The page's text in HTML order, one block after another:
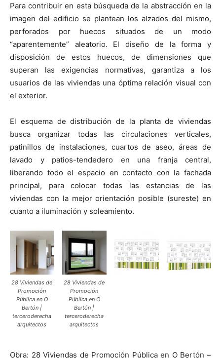
Para contribuir en esta búsqueda de la abstracción en la
imagen del edificio se plantean los alzados del mismo,
perforados por huecos situados de un modo
“aparentemente” aleatorio. El diseño de la forma y
disposición de estos huecos, de dimensiones que
superan las exigencias normativas, garantiza a los
usuarios de las viviendas una óptima relación visual con
el exterior.
El esquema de distribución de la planta de viviendas
busca organizar todas las circulaciones verticales,
patinillos de instalaciones, cuartos de aseo, áreas de
lavado y patios-tendedero en una franja central,
liberando todo el espacio en contacto con la fachada
principal, para colocar todas las estancias de las
viviendas con la mejor orientación posible (sureste) en
cuanto a iluminación y soleamiento.
28 Viviendas de
Promoción
Pública en O
Bertón |
terceroderecha
arquitectos
28 Viviendas de
Promoción
Pública en O
Bertón |
terceroderecha
arquitectos
Obra: 28 Viviendas de Promoción Pública en O Bertón –